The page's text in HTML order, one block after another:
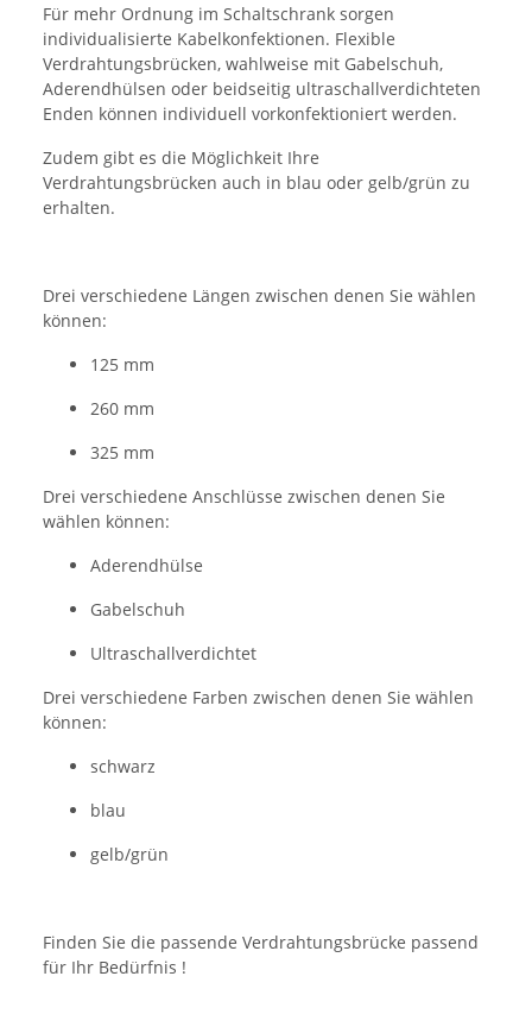
Für mehr Ordnung im Schaltschrank sorgen
individualisierte Kabelkonfektionen. Flexible
Verdrahtungsbrücken, wahlweise mit Gabelschuh,
Aderendhülsen oder beidseitig ultraschallverdichteten
Enden können individuell vorkonfektioniert werden.
Zudem gibt es die Möglichkeit Ihre
Verdrahtungsbrücken auch in blau oder gelb/grün zu
erhalten.
Drei verschiedene Längen zwischen denen Sie wählen
können:
125 mm
260 mm
325 mm
Drei verschiedene Anschlüsse zwischen denen Sie
wählen können:
Aderendhülse
Gabelschuh
Ultraschallverdichtet
Drei verschiedene Farben zwischen denen Sie wählen
können:
schwarz
blau
gelb/grün
Finden Sie die passende Verdrahtungsbrücke passend
für Ihr Bedürfnis !